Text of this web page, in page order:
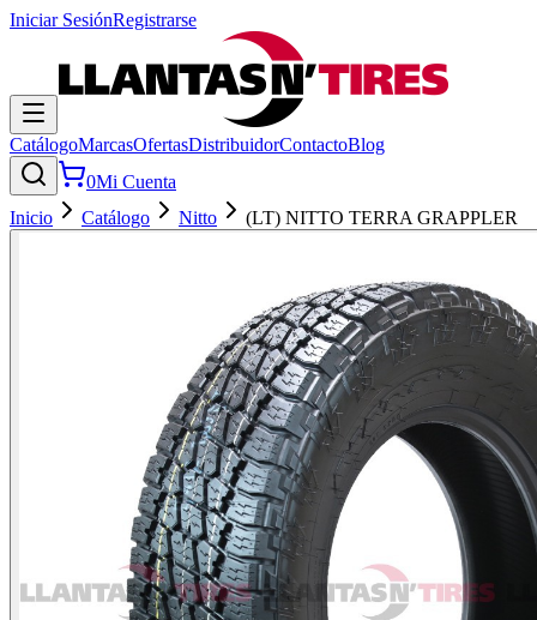
Iniciar SesiónRegistrarse
CatálogoMarcasOfertasDistribuidorContactoBlog
0Mi Cuenta
Inicio
Catálogo Nitto (LT) NITTO TERRA GRAPPLER